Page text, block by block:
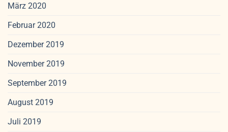
März 2020
Februar 2020
Dezember 2019
November 2019
September 2019
August 2019
Juli 2019